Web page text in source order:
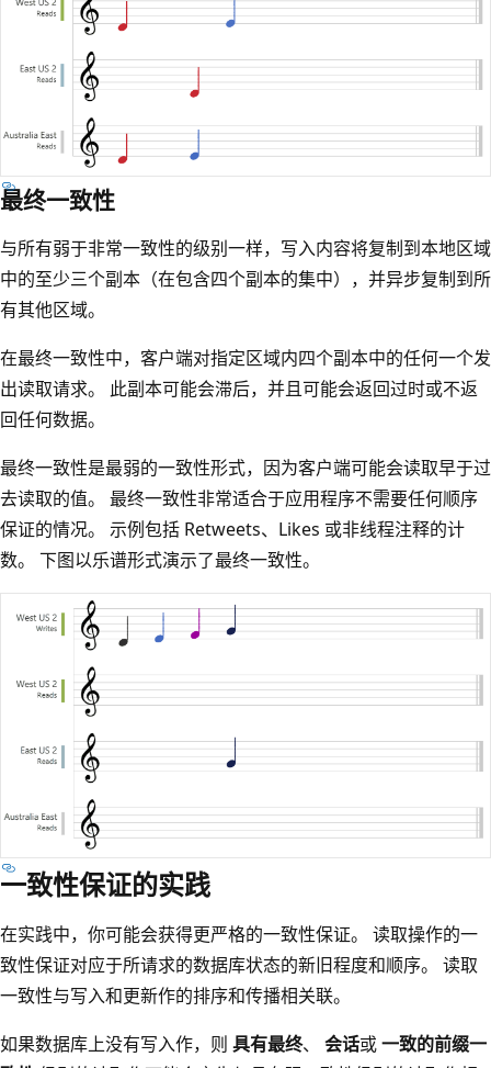
最终一致性
与所有弱于非常一致性的级别一样，写入内容将复制到本地区域
中的至少三个副本（在包含四个副本的集中），并异步复制到所
有其他区域。
在最终一致性中，客户端对指定区域内四个副本中的任何一个发
出读取请求。 此副本可能会滞后，并且可能会返回过时或不返
回任何数据。
最终一致性是最弱的一致性形式，因为客户端可能会读取早于过
去读取的值。 最终一致性非常适合于应用程序不需要任何顺序
保证的情况。 示例包括 Retweets、Likes 或非线程注释的计
数。 下图以乐谱形式演示了最终一致性。
一致性保证的实践
在实践中，你可能会获得更严格的一致性保证。 读取操作的一
致性保证对应于所请求的数据库状态的新旧程度和顺序。 读取
一致性与写入和更新作的排序和传播相关联。
如果数据库上没有写入作，则 具有最终、 会话或一致的前缀一